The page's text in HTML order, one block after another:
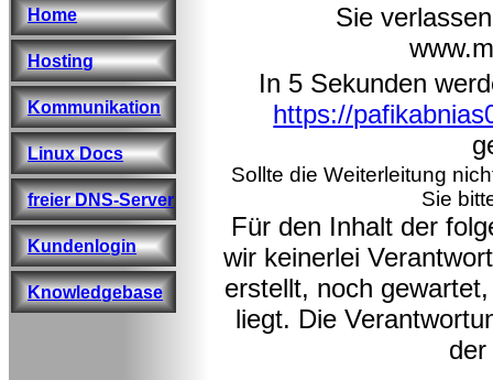
Sie
In 5 Sekunden
https://
Sollte die Weiterleitung
Sie
Für den Inhalt der
wir keinerlei
erstellt, noch
liegt. Die
Home
Hosting
Kommunikation
Linux Docs
freier DNS-Server
Kundenlogin
Knowledgebase